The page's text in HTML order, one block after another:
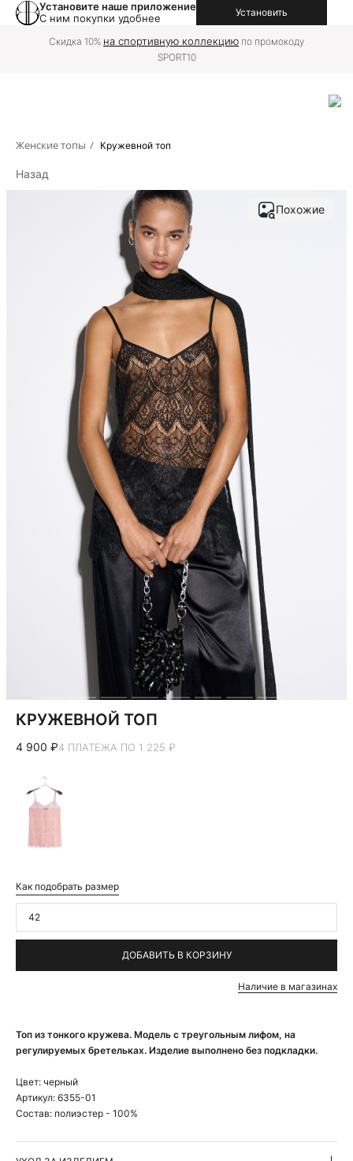
Установите наше приложение
С ним покупки удобнее
Установить
Скидка 10% на спортивную коллекцию по промокоду
SPORT10
Женские топы / Кружевной топ
Назад
Топ из тонкого кружева. Модель с треугольным лифом, на
регулируемых бретельках. Изделие выполнено без подкладки.
Цвет: черный
Артикул: 6355-01
Состав: полиэстер - 100%
Похожие
КРУЖЕВНОЙ ТОП
4 900 ₽4 ПЛАТЕЖА ПО 1 225 ₽
Как подобрать размер
42
ДОБАВИТЬ В КОРЗИНУ
Наличие в магазинах